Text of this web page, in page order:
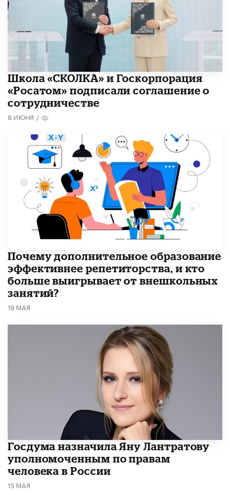
Школа «СКОЛКА» и Госкорпорация
«Росатом» подписали соглашение о
сотрудничестве
8 ИЮНЯ /
​Почему дополнительное образование
эффективнее репетиторства, и кто
больше выигрывает от внешкольных
занятий?
19 МАЯ
Госдума назначила Яну Лантратову
уполномоченным по правам
человека в России
15 МАЯ